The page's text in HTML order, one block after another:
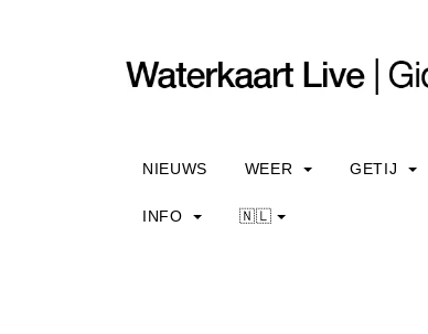
NIEUWS WEER GETIJ
INFO 🇳🇱